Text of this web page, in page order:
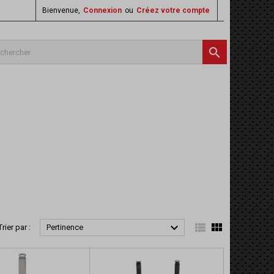
Bienvenue, Connexion ou Créez votre compte

par : Pertinence   